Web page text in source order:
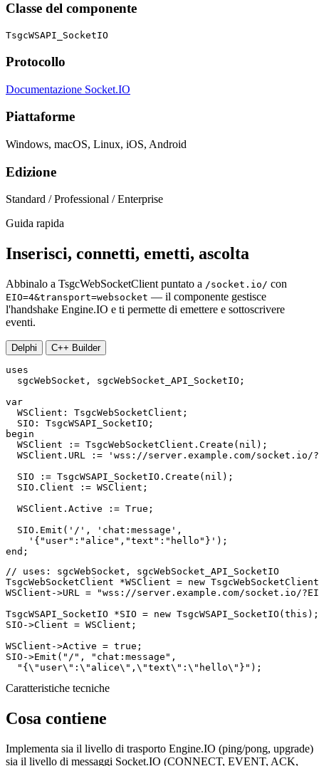
Classe del componente
TsgcWSAPI_SocketIO
Protocollo
Documentazione Socket.IO
Piattaforme
Windows, macOS, Linux, iOS, Android
Edizione
Standard / Professional / Enterprise
Guida rapida
Inserisci, connetti, emetti, ascolta
Abbinalo a TsgcWebSocketClient puntato a /socket.io/ con
EIO=4&transport=websocket — il componente gestisce
l'handshake Engine.IO e ti permette di emettere e sottoscrivere
eventi.
Delphi C++ Builder
uses
sgcWebSocket, sgcWebSocket_API_SocketIO;
var
WSClient: TsgcWebSocketClient;
begin
WSClient := TsgcWebSocketClient.Create( nil );
  WSClient.URL :=
'wss://server.example.com/socket.io/
  SIO := TsgcWSAPI_SocketIO.Create(
nil );
  SIO.Client := WSClient;
  WSClient.Active := True;
  SIO.Emit(
'/' , 'chat:message' ,
'{"user":"alice","text":"hello"}'
end ;
// uses: sgcWebSocket, sgcWebSocket_API_SocketIO
TsgcWebSocketClient *WSClient = new
WSClient->URL =
"wss://server.example.com/socket.io/
TsgcWSAPI_SocketIO *SIO = new TsgcWSAPI_SocketIO( this );
SIO->Client = WSClient;
WSClient->Active = true ;
SIO->Emit( "/" , "chat:message" ,
"{\"user\":\"alice\",\"text\":\"hello\"}" );
Caratteristiche tecniche
Cosa contiene
Implementa sia il livello di trasporto Engine.IO (ping/pong, upgrade)
sia il livello di messaggi Socket.IO (CONNECT, EVENT, ACK,